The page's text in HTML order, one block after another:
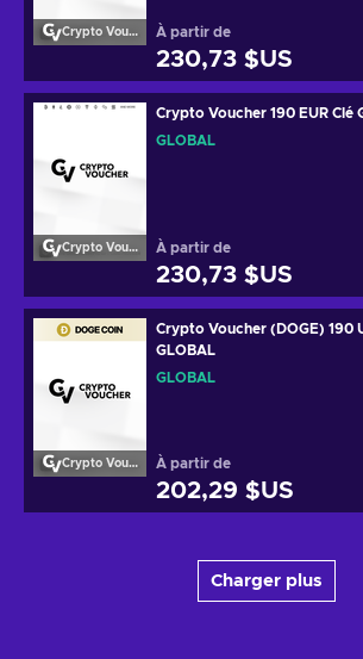
Crypto Voucher À partir de
230,73 $US
Crypto Voucher
Crypto Voucher 190 EUR Clé
GLOBAL
À partir de
230,73 $US
Crypto Voucher
Crypto Voucher (DOGE) 190
GLOBAL
GLOBAL
À partir de
202,29 $US
Charger plus